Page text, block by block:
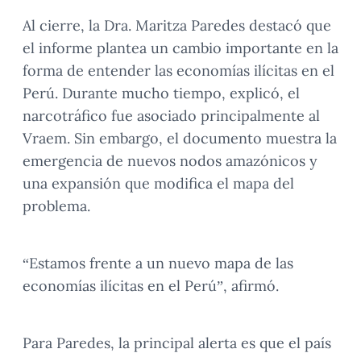
Al cierre, la Dra. Maritza Paredes destacó que
el informe plantea un cambio importante en la
forma de entender las economías ilícitas en el
Perú. Durante mucho tiempo, explicó, el
narcotráfico fue asociado principalmente al
Vraem. Sin embargo, el documento muestra la
emergencia de nuevos nodos amazónicos y
una expansión que modifica el mapa del
problema.
“Estamos frente a un nuevo mapa de las
economías ilícitas en el Perú”, afirmó.
Para Paredes, la principal alerta es que el país